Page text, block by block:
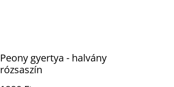
Peony gyertya - halvány
rózsaszín